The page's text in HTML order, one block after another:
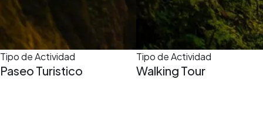
Tipo de Actividad
Paseo Turistico
Tipo de Actividad
Walking Tour